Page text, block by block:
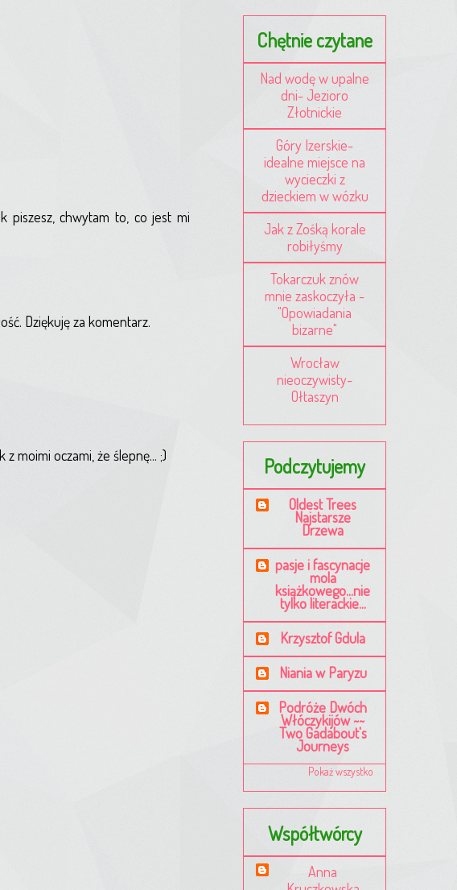
piszesz, chwytam to, co jest mi
Dziękuję za komentarz.
z moimi oczami, że ślepnę... ;)
Chętnie czytane
Nad wodę w upalne
dni- Jezioro
Złotnickie
Góry Izerskie-
idealne miejsce na
wycieczki z
dzieckiem w wózku
Jak z Zośką korale
robiłyśmy
Tokarczuk znów
mnie zaskoczyła -
"Opowiadania
bizarne"
Wrocław
nieoczywisty-
Ołtaszyn
Podczytujemy
Oldest Trees
Najstarsze
Drzewa
pasje i fascynacje
mola
książkowego...nie
tylko literackie...
Krzysztof Gdula
Niania w Paryzu
Podróże Dwóch
Włóczykijów ~~
Two Gadabout's
Journeys
Pokaż wszystko
Współtwórcy
Anna